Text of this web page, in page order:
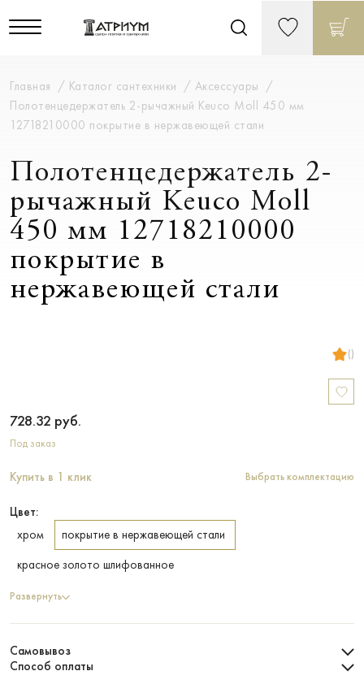
Главная Каталог сантехники
Аксессуары
Полотенцедержатель 2-рычажный Keuco Moll 450 мм
12718210000 покрытие в нержавеющей стали
Полотенцедержатель 2-
рычажный Keuco Moll
450 мм 12718210000
покрытие в
нержавеющей стали
()
728.32 руб.
Под заказ
Купить в 1 клик Выбрать комплектацию
Цвет:
хром
покрытие в нержавеющей стали
красное золото шлифованное
Развернуть
Самовывоз
Способ оплаты